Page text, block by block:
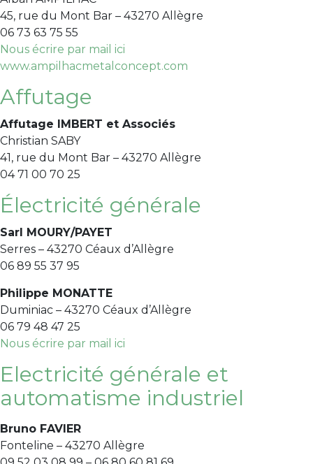
45, rue du Mont Bar – 43270 Allègre
06 73 63 75 55
Nous écrire par mail ici
www.ampilhacmetalconcept.com
Affutage
Affutage IMBERT et Associés
Christian SABY
41, rue du Mont Bar – 43270 Allègre
04 71 00 70 25
Électricité générale
Sarl MOURY/PAYET
Serres – 43270 Céaux d’Allègre
06 89 55 37 95
Philippe MONATTE
Duminiac – 43270 Céaux d’Allègre
06 79 48 47 25
Nous écrire par mail ici
Electricité générale et
automatisme industriel
Bruno FAVIER
Fonteline – 43270 Allègre